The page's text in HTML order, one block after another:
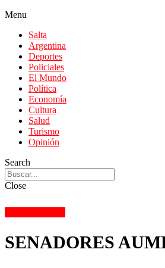
Menu
Salta
Argentina
Deportes
Policiales
El Mundo
Política
Economía
Cultura
Salud
Turismo
Opinión
Search
Close
SENADORES